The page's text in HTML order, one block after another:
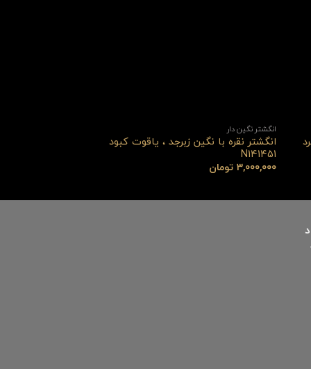
انگشتر نگین دار
انگشتر نقره با نگین زبرجد ، یاقوت کبود
N141451
3,000,000 تومان